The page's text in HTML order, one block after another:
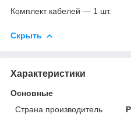
Комплект кабелей — 1 шт.
Скрыть
Характеристики
Основные
Страна производитель